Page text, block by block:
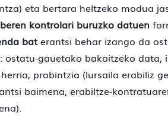
eta bertara heltzeko modua
kontrolari buruzko datuen
baterantsi behar izango da
ostatu-gauetako bakoitzeko data,
probintzia (lursaila erabiliz
baimena, erabiltze-